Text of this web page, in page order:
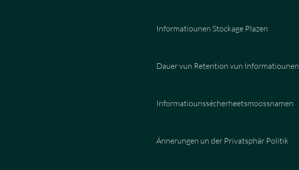
Informatiounen Stockage Plazen
Dauer vun Retention vun Informatiounen
Informatiounssécherheetsmoossnamen
Ännerungen un der Privatsphär Politik